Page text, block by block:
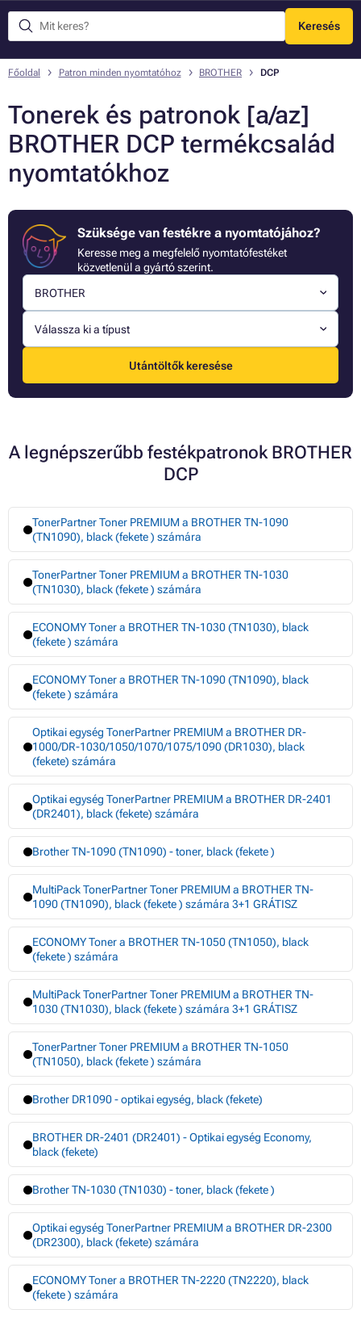
Keresés
Menü
Főoldal Patron minden nyomtatóhoz BROTHER DCP
Tonerek és patronok [a/az]
BROTHER DCP termékcsalád
nyomtatókhoz
Szüksége van festékre a nyomtatójához?
Keresse meg a megfelelő nyomtatófestéket
közvetlenül a gyártó szerint.
BROTHER
Válassza ki a típust
Utántöltők keresése
A legnépszerűbb festékpatronok BROTHER
DCP
TonerPartner Toner PREMIUM a BROTHER TN-1090
(TN1090), black (fekete ) számára
TonerPartner Toner PREMIUM a BROTHER TN-1030
(TN1030), black (fekete ) számára
ECONOMY Toner a BROTHER TN-1030 (TN1030), black
(fekete ) számára
ECONOMY Toner a BROTHER TN-1090 (TN1090), black
(fekete ) számára
Optikai egység TonerPartner PREMIUM a BROTHER DR-
1000/DR-1030/1050/1070/1075/1090 (DR1030), black
(fekete) számára
Optikai egység TonerPartner PREMIUM a BROTHER DR-2401
(DR2401), black (fekete) számára
Brother TN-1090 (TN1090) - toner, black (fekete )
MultiPack TonerPartner Toner PREMIUM a BROTHER TN-
1090 (TN1090), black (fekete ) számára 3+1 GRÁTISZ
ECONOMY Toner a BROTHER TN-1050 (TN1050), black
(fekete ) számára
MultiPack TonerPartner Toner PREMIUM a BROTHER TN-
1030 (TN1030), black (fekete ) számára 3+1 GRÁTISZ
TonerPartner Toner PREMIUM a BROTHER TN-1050
(TN1050), black (fekete ) számára
Brother DR1090 - optikai egység, black (fekete)
BROTHER DR-2401 (DR2401) - Optikai egység Economy,
black (fekete)
Brother TN-1030 (TN1030) - toner, black (fekete )
Optikai egység TonerPartner PREMIUM a BROTHER DR-2300
(DR2300), black (fekete) számára
ECONOMY Toner a BROTHER TN-2220 (TN2220), black
(fekete ) számára